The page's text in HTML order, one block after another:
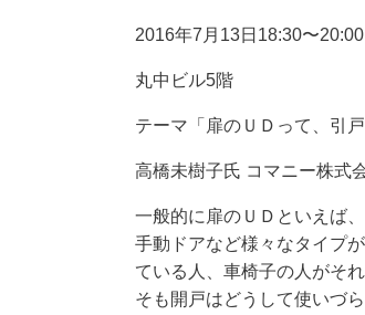
2016年7月13日18:30〜20:00
丸中ビル5階
テーマ「 扉のＵＤって、引
高橋未樹子氏 コマニー株式
一般的に扉のＵＤといえば、
手動ドアなど様々なタイプ
ている人、 車椅子の人がそ
そも開戸はどうして使いづら